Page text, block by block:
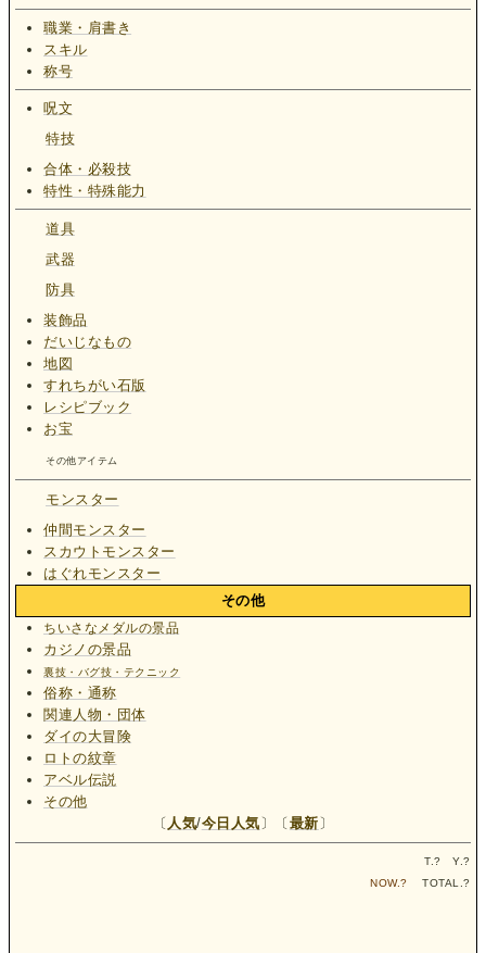
職業・肩書き
スキル
称号
呪文
特技
合体・必殺技
特性・特殊能力
道具
武器
防具
装飾品
だいじなもの
地図
すれちがい石版
レシピブック
お宝
その他アイテム
モンスター
仲間モンスター
スカウトモンスター
はぐれモンスター
その他
ちいさなメダルの景品
カジノの景品
裏技・バグ技・テクニック
俗称・通称
関連人物・団体
ダイの大冒険
ロトの紋章
アベル伝説
その他
〔 人気/今日人気 〕〔 最新 〕
T.? Y.?
NOW.? TOTAL.?